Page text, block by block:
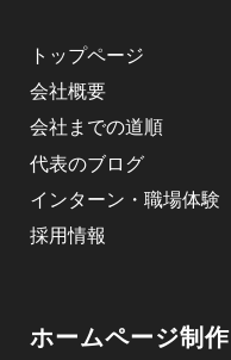
トップページ
会社概要
会社までの道順
代表のブログ
インターン・職場体験
採用情報
ホームページ制作